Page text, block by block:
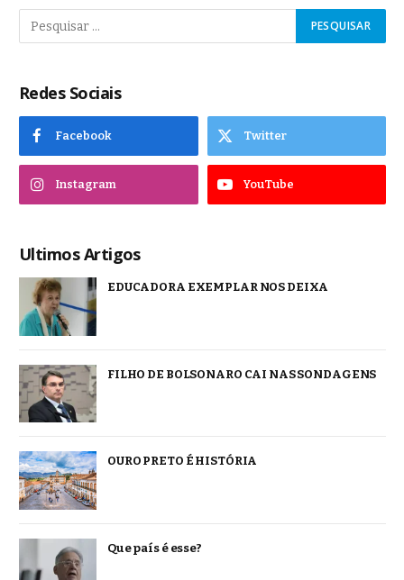
Redes Sociais
Facebook Twitter
Instagram YouTube
Ultimos Artigos
EDUCADORA EXEMPLAR NOS DEIXA
FILHO DE BOLSONARO CAI NAS SONDAGENS
OURO PRETO É HISTÓRIA
Que país é esse?